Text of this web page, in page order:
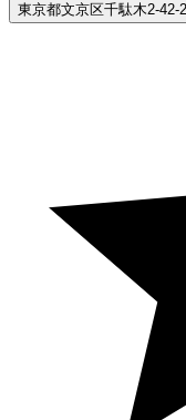
東京都文京区千駄木2-42-2